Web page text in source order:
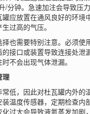
/分钟。急速加注会导致压
应放置在通风良好的环境
过高的气压。
也需要特别注意。必须使
接口或装置导致连接处泄
不会出现气体泄漏。
低，因此对杜瓦罐内外的
温度传感器，定期检查内
过大会导致液氮蒸发加剧